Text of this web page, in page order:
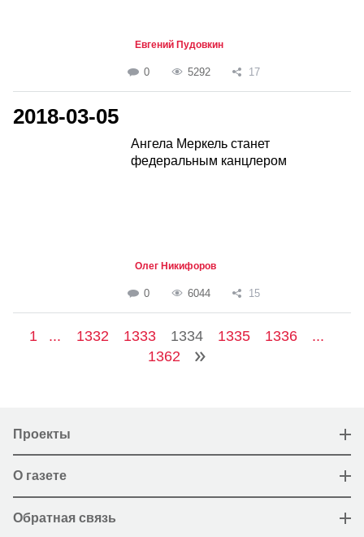
Евгений Пудовкин
0 5292 17
2018-03-05
Ангела Меркель станет
федеральным канцлером
Олег Никифоров
0 6044 15
1 ... 1332 1333 1334 1335 1336
...
1362
Проекты
О газете
Обратная связь